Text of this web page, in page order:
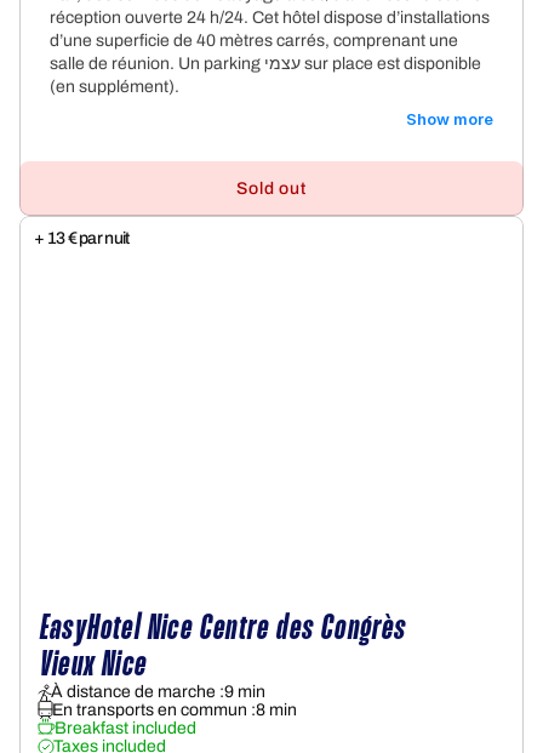
réception ouverte 24 h/24. Cet hôtel dispose d’installations
d’une superficie de 40 mètres carrés, comprenant une
salle de réunion. Un parking עצמי sur place est disponible
(en supplément).
Show more
Sold out
EasyHotel Nice Centre des Congrès
Vieux Nice
Breakfast included
Taxes included
À distance de marche :9 min
En transports en commun :8 min
+ 13 € par nuit